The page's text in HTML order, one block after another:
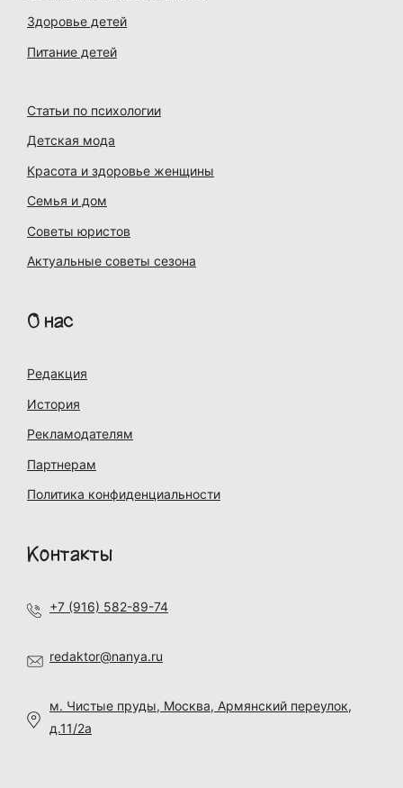
Здоровье детей
Питание детей
Статьи по психологии
Детская мода
Красота и здоровье женщины
Семья и дом
Советы юристов
Актуальные советы сезона
О нас
Редакция
История
Рекламодателям
Партнерам
Политика конфиденциальности
Контакты
+7 (916) 582-89-74
redaktor@nanya.ru
м. Чистые пруды, Москва, Армянский переулок,
д.11/2а